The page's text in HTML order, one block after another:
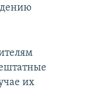
их